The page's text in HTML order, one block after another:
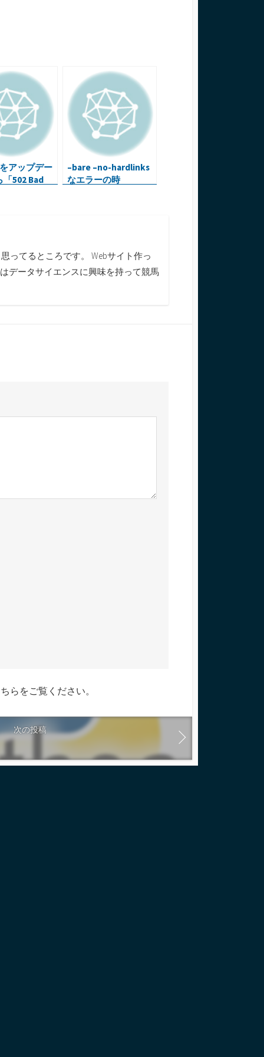
アップデー
「502 Bad
–bare –no-hardlinks
なエラーの時
ってるところです。 Webサイト作っ
データサイエンスに興味を持って競馬
らをご覧ください。
次の投稿